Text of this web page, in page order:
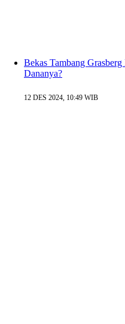
Bekas Tambang
Dananya?
12 DES 2024, 10:49 WIB